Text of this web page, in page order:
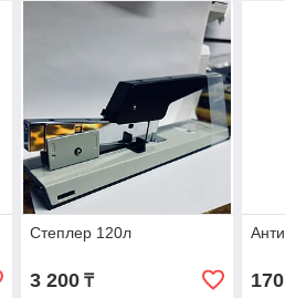
Степлер 120л
3 200₸ 170